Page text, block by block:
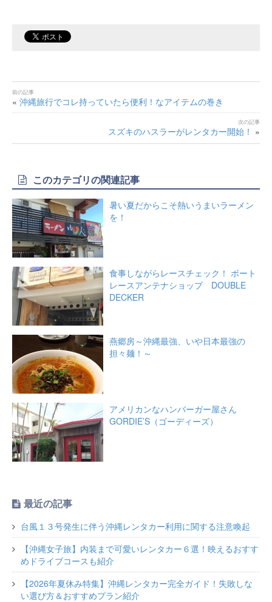
« 沖縄旅行でコレ持っていたら便利！なアイテムの巻き
スズキのハスラーがレンタカー開始！ »
このカテゴリの関連記事
暑い夏だからこそ熱いうまいラーメン
を！
食事しながらレースチェック！ ボート
レースアンテナショップ DOUBLE
DECKER
燕郷房～沖縄最強、いや日本最強の
担々麺！～
アメリカンなハンバーガー屋さん
GORDIE’S（ゴーディーズ）
最近の記事
台風１３号発生に伴う沖縄レンタカー利用に関する注意喚起
【沖縄女子旅】内装まで可愛いレンタカー６選！映えるおすす
めドライブコースも紹介
【2026年夏休み特集】沖縄レンタカー完全ガイド！失敗しな
い選び方＆おすすめプラン紹介